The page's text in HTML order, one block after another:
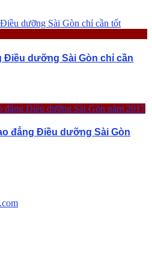
Điều dưỡng Sài Gòn chỉ cần
đẳng Điều dưỡng Sài Gòn